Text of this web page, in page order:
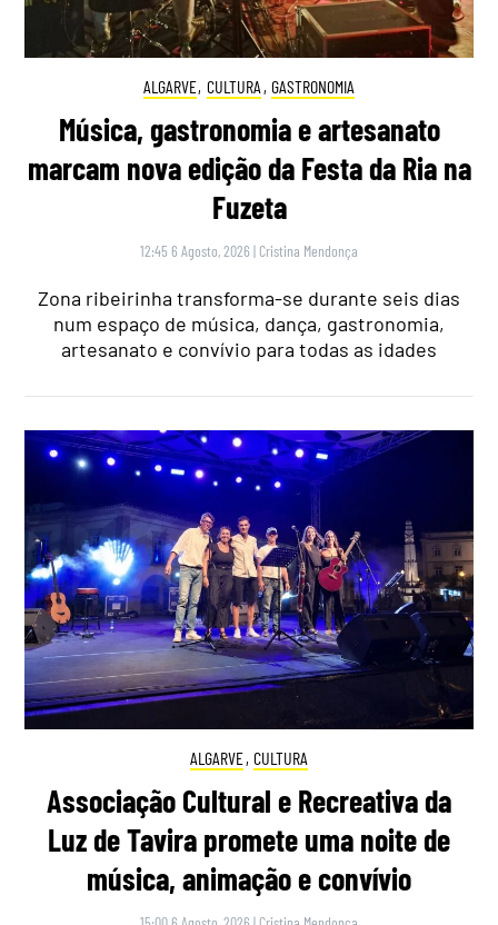
ALGARVE, CULTURA , GASTRONOMIA
Música, gastronomia e artesanato
marcam nova edição da Festa da Ria na
Fuzeta
12:45 6 Agosto, 2026 | Cristina Mendonça
Zona ribeirinha transforma-se durante seis dias
num espaço de música, dança, gastronomia,
artesanato e convívio para todas as idades
ALGARVE, CULTURA
Associação Cultural e Recreativa da
Luz de Tavira promete uma noite de
música, animação e convívio